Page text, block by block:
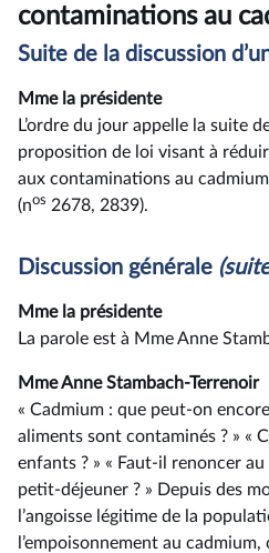
contaminations au
Suite de la discussion
Mme la présidente
L’ordre du jour appelle la suite
proposition de loi visant à
aux contaminations au
(nos 2678, 2839).
Discussion générale
Mme la présidente
La parole est à Mme Anne
Mme Anne Stambach-Terrenoir
« Cadmium : que peut-on
aliments sont contaminés ? » «
enfants ? » « Faut-il renoncer
petit-déjeuner ? » Depuis des
l’angoisse légitime de la
l’empoisonnement au